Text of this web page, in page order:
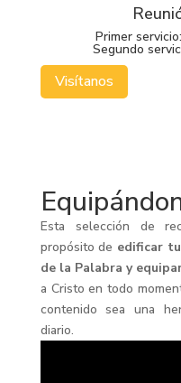
Primer
Segundo
Visítanos
Esta selección de
propósito de edificar
de la Palabra y
a Cristo en todo
contenido sea una
diario.